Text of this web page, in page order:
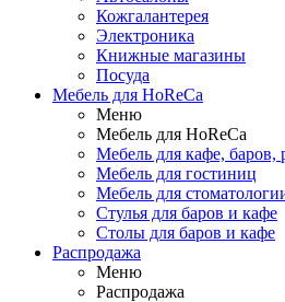
Кожгалантерея
Электроника
Книжные магазины
Посуда
Мебель для HoReCa
Меню
Мебель для HoReCa
Мебель для кафе, баров,
Мебель для гостиниц
Мебель для
Стулья для баров и кафе
Столы для баров и кафе
Распродажа
Меню
Распродажа